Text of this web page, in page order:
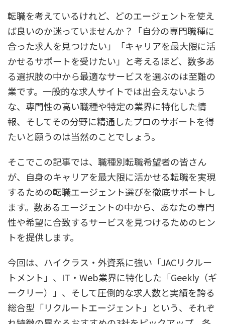
転職を考えているけれど、どのエージェントを使え
ば良いのか迷っていませんか？「自分の専門職種に
合った求人を見つけたい」「キャリアを最大限に活
かせるサポートを受けたい」と考えるほど、数多あ
る選択肢の中から最適なサービスを選ぶのは至難の
業です。一般的な求人サイトでは出会えないよう
な、専門性の高い職種や特定の業界に特化した情
報、そしてその分野に精通したプロのサポートを得
たいと願うのは当然のことでしょう。
そこでこの記事では、職種別転職希望者の皆さん
が、自身のキャリアを最大限に活かせる転職を実現
するための転職エージェント選びを徹底サポートし
ます。数あるエージェントの中から、あなたの専門
性や希望に合致するサービスを見つけるためのヒン
トを提供します。
今回は、ハイクラス・外資系に強い「JACリクルー
トメント」、IT・Web業界に特化した「Geekly（ギ
ークリー）」、そして圧倒的な求人数と実績を誇る
総合型「リクルートエージェント」という、それぞ